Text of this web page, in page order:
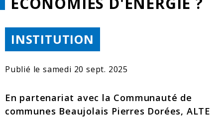
THÉMATIQUE :
INSTITUTION
Publié le samedi 20 sept. 2025
En partenariat avec la Communauté de
communes Beaujolais Pierres Dorées, ALTE